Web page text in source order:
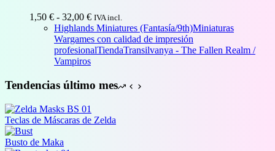
1,50 € - 32,00 €Rango
de
precios:
desde
32,00 €
IVA incl.
Highlands Miniatures (Fantasía/9th)Miniaturas
Wargames con calidad de impresión
profesionalTiendaTransilvanya - The Fallen Realm /
Vampiros
Tendencias último mes
Teclas de Máscaras de Zelda
Busto de Maka